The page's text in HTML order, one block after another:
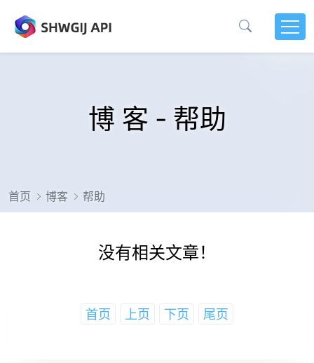
博 客 - 帮助
首页 博客 帮助
没有相关文章！
首页 上页 下页 尾页